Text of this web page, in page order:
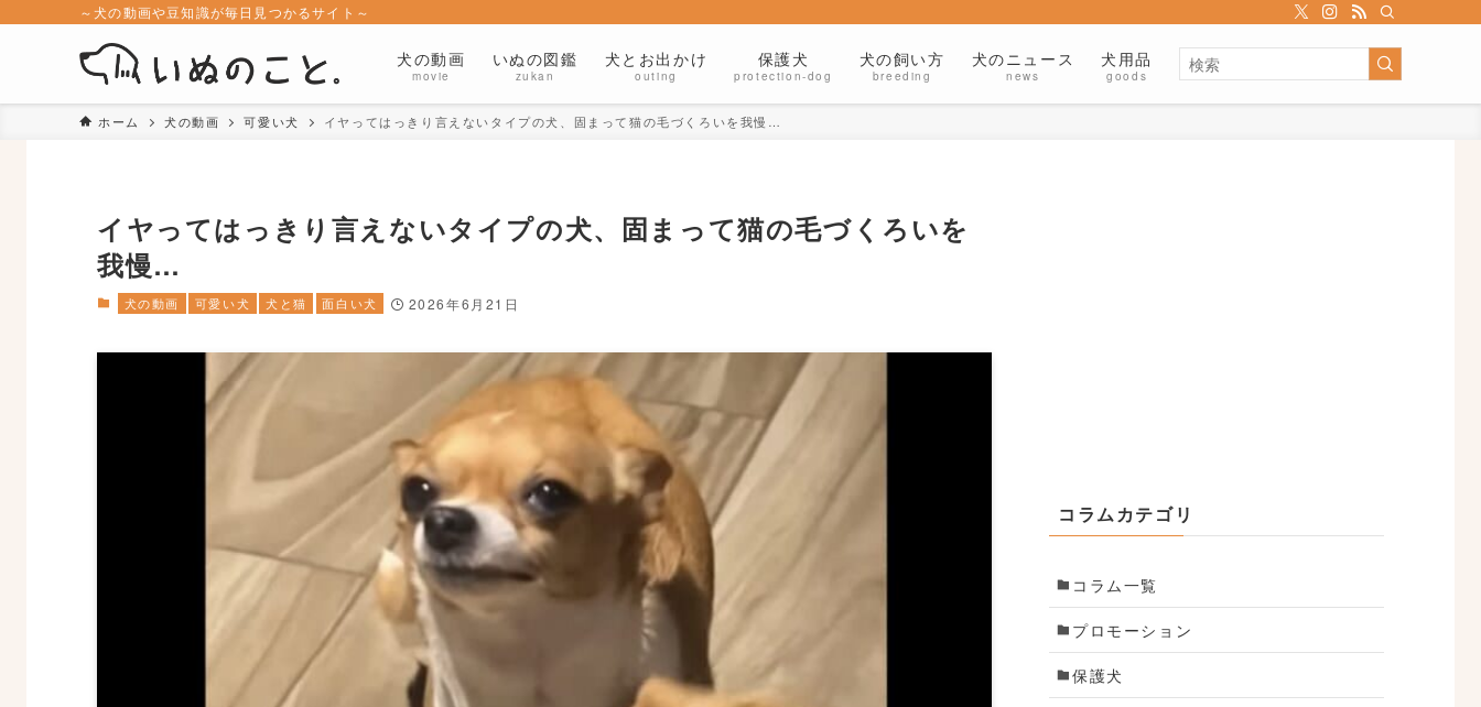
～犬の動画や豆知識が毎日見つかるサイト～
犬の動画
movie
いぬの図鑑
zukan
犬とお出かけ
outing
保護犬
protection-dog
犬の飼い方
breeding
犬のニュース
news
犬用品
goods
ホーム 犬の動画 可愛い犬 イヤってはっきり言えないタイプの犬、固まって猫の毛づくろいを我慢…
イヤってはっきり言えないタイプの犬、固まって猫の毛づくろいを
我慢…
犬の動画 可愛い犬 犬と猫 面白い犬 2026年6月21日
コラムカテゴリ
コラム一覧
プロモーション
保護犬